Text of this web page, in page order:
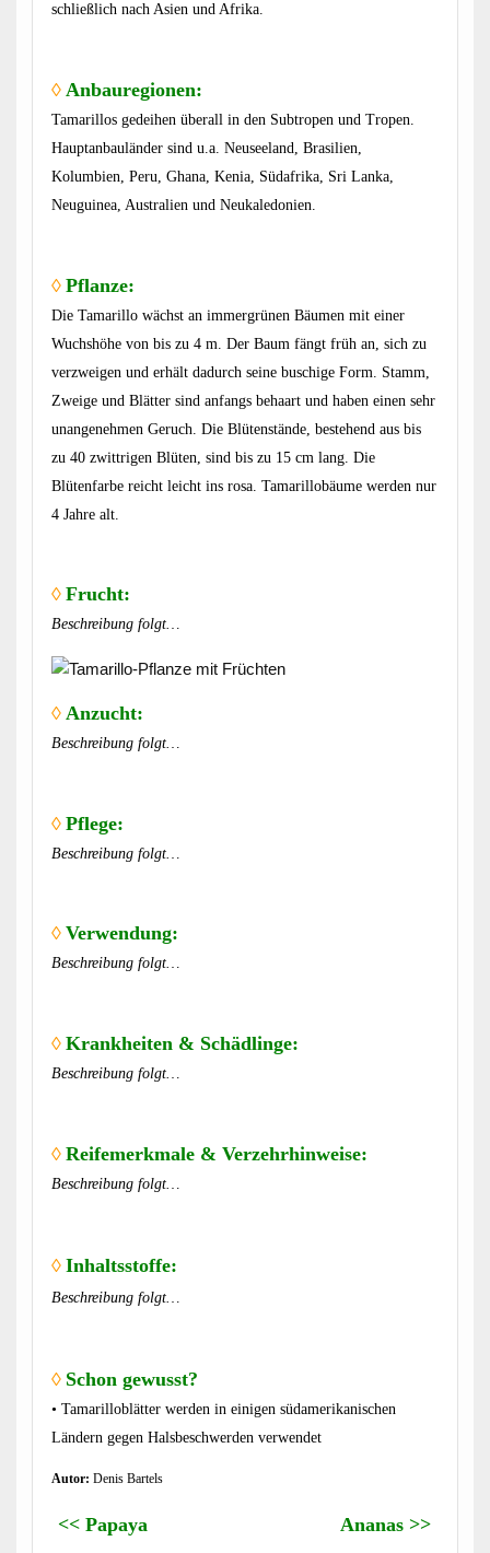
schließlich nach Asien und Afrika.
◊ Anbauregionen:
Tamarillos gedeihen überall in den Subtropen und Tropen.
Hauptanbauländer sind u.a. Neuseeland, Brasilien,
Kolumbien, Peru, Ghana, Kenia, Südafrika, Sri Lanka,
Neuguinea, Australien und Neukaledonien.
◊ Pflanze:
Die Tamarillo wächst an immergrünen Bäumen mit einer
Wuchshöhe von bis zu 4 m. Der Baum fängt früh an, sich zu
verzweigen und erhält dadurch seine buschige Form. Stamm,
Zweige und Blätter sind anfangs behaart und haben einen sehr
unangenehmen Geruch. Die Blütenstände, bestehend aus bis
zu 40 zwittrigen Blüten, sind bis zu 15 cm lang. Die
Blütenfarbe reicht leicht ins rosa. Tamarillobäume werden nur
4 Jahre alt.
◊ Frucht:
Beschreibung folgt…
◊ Anzucht:
Beschreibung folgt…
◊ Pflege:
Beschreibung folgt…
◊ Verwendung:
Beschreibung folgt…
◊ Krankheiten & Schädlinge:
Beschreibung folgt…
◊ Reifemerkmale & Verzehrhinweise:
Beschreibung folgt…
◊ Inhaltsstoffe:
Beschreibung folgt…
◊ Schon gewusst?
• Tamarilloblätter werden in einigen südamerikanischen
Ländern gegen Halsbeschwerden verwendet
Autor: Denis Bartels
<< Papaya Ananas >>